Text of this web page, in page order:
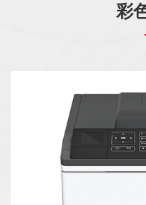
彩
长城A280CN是一
速度38ppm，打